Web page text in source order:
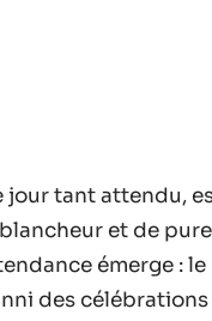
jour tant attendu,
et de
émerge : le
des